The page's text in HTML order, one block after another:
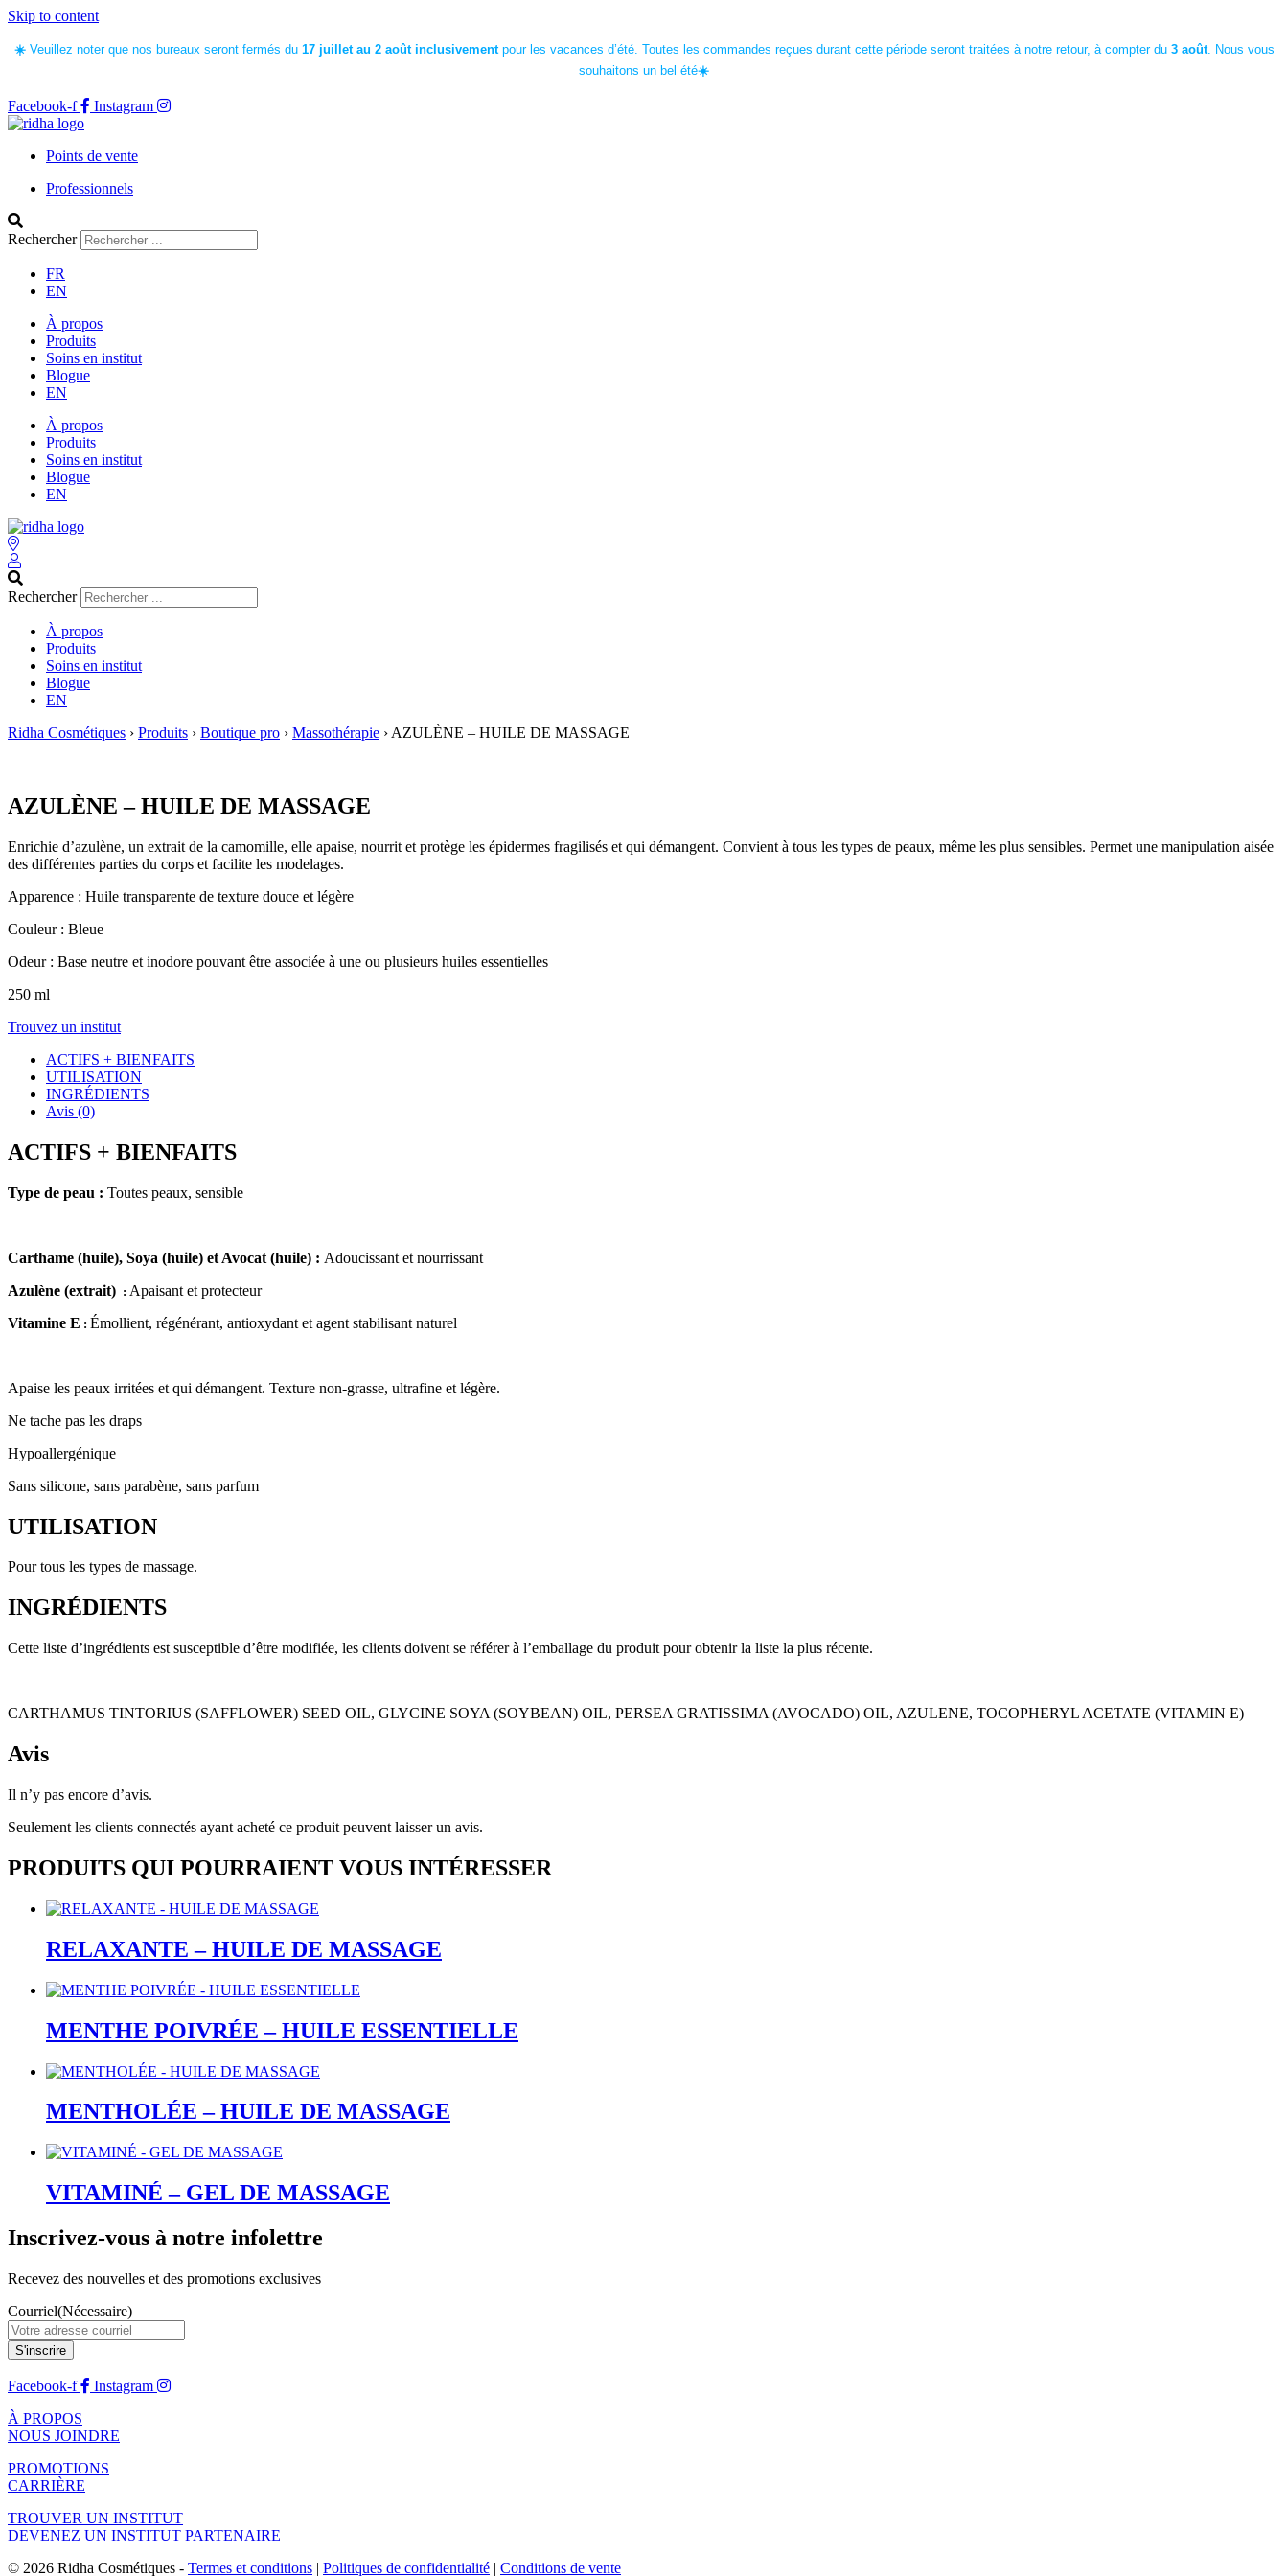
Skip to content
☀️ Veuillez noter que nos bureaux seront fermés du 17 juillet au 2 août inclusivementpour les vacances d’été. Toutes les commandes reçues durant cette période seront traitées à notre retour, à compter du 3 août. Nous vous
souhaitons un bel été☀️
Facebook-f Instagram
Points de vente
Professionnels
Rechercher
FR
EN
À propos
Produits
Soins en institut
Blogue
EN
À propos
Produits
Soins en institut
Blogue
EN
Rechercher
À propos
Produits
Soins en institut
Blogue
EN
Ridha Cosmétiques › Produits › Boutique pro › Massothérapie › AZULÈNE – HUILE DE MASSAGE
AZULÈNE – HUILE DE MASSAGE
Enrichie d’azulène, un extrait de la camomille, elle apaise, nourrit et protège les épidermes fragilisés et qui démangent. Convient à tous les types de peaux, même les plus sensibles. Permet une manipulation aisée
des différentes parties du corps et facilite les modelages.
Apparence : Huile transparente de texture douce et légère
Couleur : Bleue
Odeur : Base neutre et inodore pouvant être associée à une ou plusieurs huiles essentielles
250 ml
Trouvez un institut
ACTIFS + BIENFAITS
UTILISATION
INGRÉDIENTS
Avis (0)
ACTIFS + BIENFAITS
Type de peau : Toutes peaux, sensible
Carthame (huile), Soya (huile) et Avocat (huile) : Adoucissant et nourrissant
Azulène (extrait) : Apaisant et protecteur
Vitamine E : Émollient, régénérant, antioxydant et agent stabilisant naturel
Apaise les peaux irritées et qui démangent. Texture non-grasse, ultrafine et légère.
Ne tache pas les draps
Hypoallergénique
Sans silicone, sans parabène, sans parfum
UTILISATION
Pour tous les types de massage.
INGRÉDIENTS
Cette liste d’ingrédients est susceptible d’être modifiée, les clients doivent se référer à l’emballage du produit pour obtenir la liste la plus récente.
CARTHAMUS TINTORIUS (SAFFLOWER) SEED OIL, GLYCINE SOYA (SOYBEAN) OIL, PERSEA GRATISSIMA (AVOCADO) OIL, AZULENE, TOCOPHERYL ACETATE (VITAMIN E)
Avis
Il n’y pas encore d’avis.
Seulement les clients connectés ayant acheté ce produit peuvent laisser un avis.
PRODUITS QUI POURRAIENT VOUS INTÉRESSER
RELAXANTE – HUILE DE MASSAGE
MENTHE POIVRÉE – HUILE ESSENTIELLE
MENTHOLÉE – HUILE DE MASSAGE
VITAMINÉ – GEL DE MASSAGE
Inscrivez-vous à notre infolettre
Recevez des nouvelles et des promotions exclusives
Courriel(Nécessaire)
Facebook-f
Instagram
À PROPOS
NOUS JOINDRE
PROMOTIONS
CARRIÈRE
TROUVER UN INSTITUT
DEVENEZ UN INSTITUT PARTENAIRE
© 2026 Ridha Cosmétiques - Termes et conditions | Politiques de confidentialité | Conditions de vente